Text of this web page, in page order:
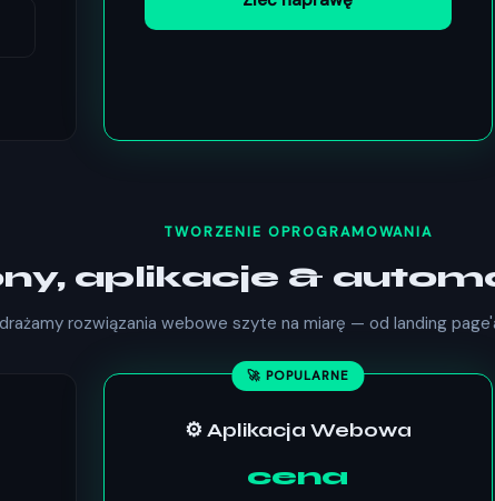
TWORZENIE OPROGRAMOWANIA
aplikacje &
rozwiązania webowe szyte na miarę — od landing
🚀 POPULARNE
⚙️ Aplikacja Webowa
cena